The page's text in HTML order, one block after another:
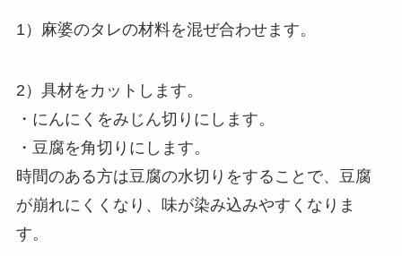
1）麻婆のタレの材料を混ぜ合わせます。
2）具材をカットします。
・にんにくをみじん切りにします。
・豆腐を角切りにします。
時間のある方は豆腐の水切りをすることで、豆腐
が崩れにくくなり、味が染み込みやすくなりま
す。